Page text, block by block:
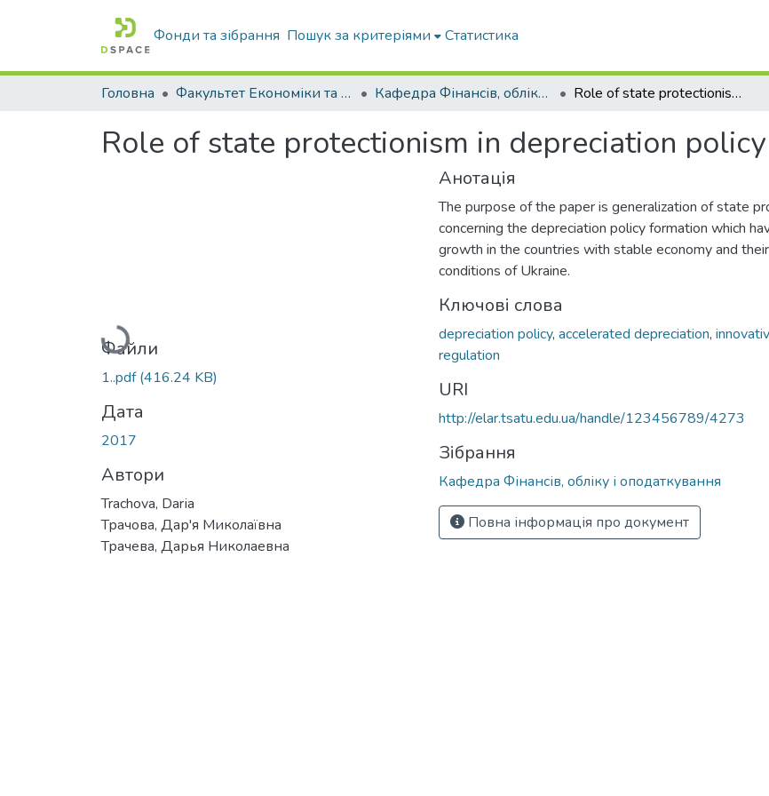
Фонди та зібрання Пошук за критеріями Статистика
Головна Факультет Економіки та бізнесу Кафедра Фінансів, обліку і оподаткування Role of state protectionism in depreciation policy formation
Role of state protectionism in depreciation
Вантажиться...
Файли
1..pdf(416.24 KB)
Дата
2017
Автори
Trachova, Darіa
Трачова, Дар'я Миколаївна
Трачева, Дарья Николаевна
Анотація
The purpose of the paper is generalization of state
concerning the depreciation policy formation which
growth in the countries with stable economy and
conditions of Ukraine.
Ключові слова
depreciation policy, accelerated depreciation,
regulation
URI
http://elar.tsatu.edu.ua/handle/123456789/4273
Зібрання
Кафедра Фінансів, обліку і оподаткування
Повна інформація про документ